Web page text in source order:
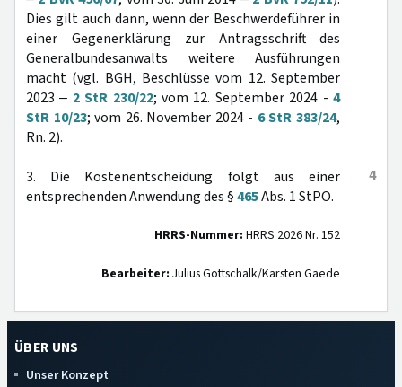
Dies gilt auch dann, wenn der Beschwerdeführer in
einer Gegenerklärung zur Antragsschrift des
Generalbundesanwalts weitere Ausführungen
macht (vgl. BGH, Beschlüsse vom 12. September
2023 ‒ 2 StR 230/22; vom 12. September 2024 -4
StR 10/23; vom 26. November 2024 - 6 StR 383/24,
Rn. 2).
4
3. Die Kostenentscheidung folgt aus einer
entsprechenden Anwendung des §465Abs. 1 StPO.
HRRS-Nummer: HRRS 2026 Nr. 152
Bearbeiter: Julius Gottschalk/Karsten Gaede
ÜBER UNS
Unser Konzept